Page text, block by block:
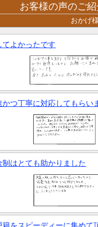
お客様の声のご紹
おかげ
てよかったです
かつ丁寧に対応してもらい
制はとても助かりました
籍をスピーディーに集めて